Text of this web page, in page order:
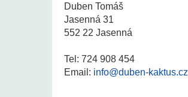
Duben Tomáš
Jasenná 31
552 22 Jasenná
Tel: 724 908 454
Email: info@duben-kaktus.cz